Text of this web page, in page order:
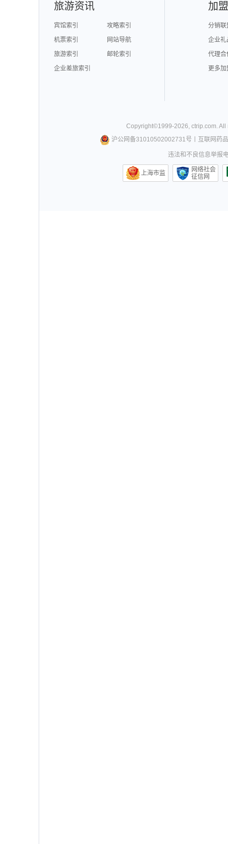
旅游资讯
宾馆索引
攻略索引
机票索引
网站导航
旅游索引
邮轮索引
企业差旅索引
加
分销联
企业礼
代理合
更多
Copyright©1999-2026,ctrip.com.
沪公网备31010502002731号
互联网药
违法和不良信息举报
上海市监
网络社会
征信网